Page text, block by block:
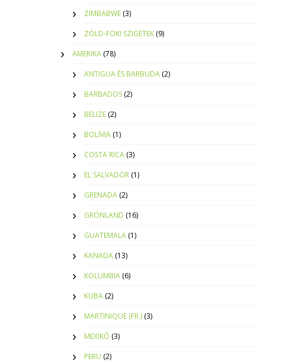
ZIMBABWE (3)
ZÖLD-FOKI SZIGETEK (9)
AMERIKA (78)
ANTIGUA ÉS BARBUDA (2)
BARBADOS (2)
BELIZE (2)
BOLÍVIA (1)
COSTA RICA (3)
EL SALVADOR (1)
GRENADA (2)
GRÖNLAND (16)
GUATEMALA (1)
KANADA (13)
KOLUMBIA (6)
KUBA (2)
MARTINIQUE (FR.) (3)
MEXIKÓ (3)
PERU (2)